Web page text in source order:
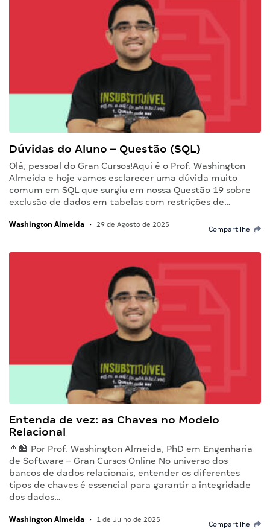
Dúvidas do Aluno – Questão (SQL)
Olá, pessoal do Gran Cursos!Aqui é o Prof. Washington
Almeida e hoje vamos esclarecer uma dúvida muito
comum em SQL que surgiu em nossa Questão 19 sobre
exclusão de dados em tabelas com restrições de…
Washington Almeida • 29 de Agosto de 2025
Compartilhe
Entenda de vez: as Chaves no Modelo
Relacional
👨‍🏫 Por Prof. Washington Almeida, PhD em Engenharia
de Software – Gran Cursos Online No universo dos
bancos de dados relacionais, entender os diferentes
tipos de chaves é essencial para garantir a integridade
dos dados…
Washington Almeida • 1 de Julho de 2025
Compartilhe